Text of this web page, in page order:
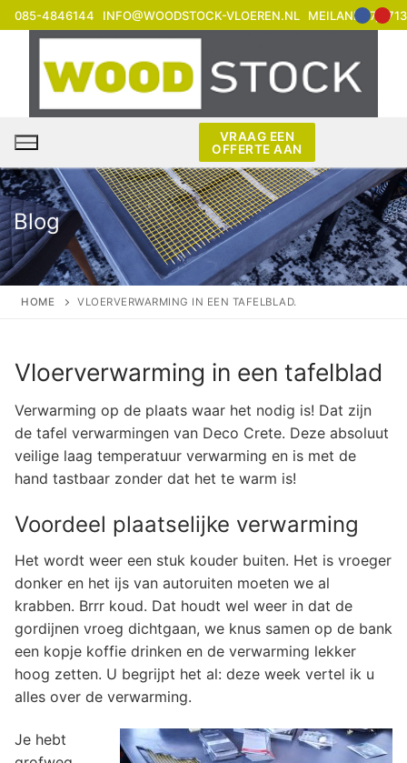
Ga
naar
085-4846144 INFO@WOODSTOCK-VLOEREN.NL MEILAND 17,
VRAAG EEN
OFFERTE AAN
Blog
HOME VLOERVERWARMING IN EEN TAFELBLAD.
Vloerverwarming in een tafelblad
Verwarming op de plaats waar het nodig is! Dat zijn
de tafel verwarmingen van Deco Crete. Deze absoluut
veilige laag temperatuur verwarming en is met de
hand tastbaar zonder dat het te warm is!
Voordeel plaatselijke verwarming
Het wordt weer een stuk kouder buiten. Het is vroeger
donker en het ijs van autoruiten moeten we al
krabben. Brrr koud. Dat houdt wel weer in dat de
gordijnen vroeg dichtgaan, we knus samen op de bank
een kopje koffie drinken en de verwarming lekker
hoog zetten. U begrijpt het al: deze week vertel ik u
alles over de verwarming.
Je hebt